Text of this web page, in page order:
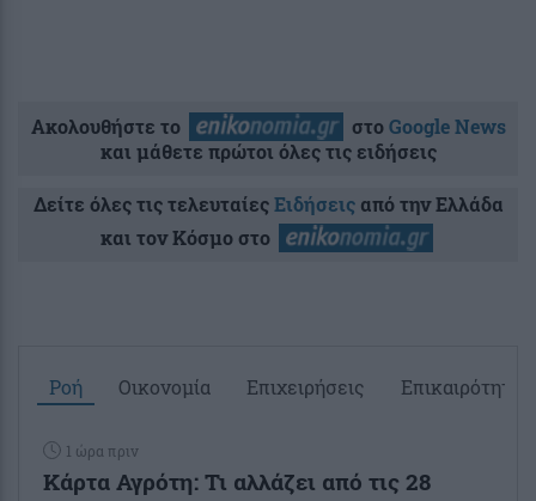
Ακολουθήστε το στοGoogle News
και μάθετε πρώτοι όλες τις ειδήσεις
Δείτε όλες τις τελευταίεςΕιδήσειςαπό την Ελλάδα
και τον Κόσμο στο
Ροή Οικονομία Επιχειρήσεις Επικαιρότητα
1 ώρα πριν
Κάρτα Αγρότη: Τι αλλάζει από τις 28